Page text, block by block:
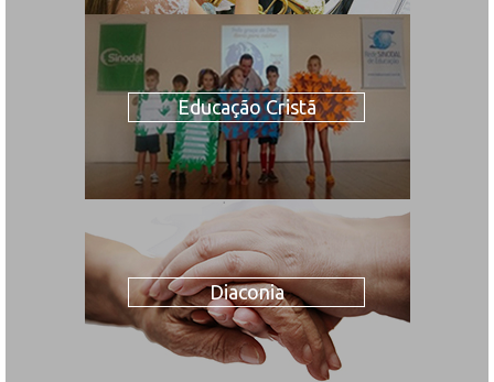
Educação Cristã
Diaconia